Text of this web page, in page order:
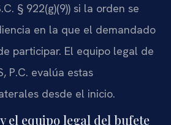
§ 922(g)(9)) si la orden se
en la que el demandado
participar. El equipo legal de
P.C. evalúa estas
desde el inicio.
el equipo legal del bufete